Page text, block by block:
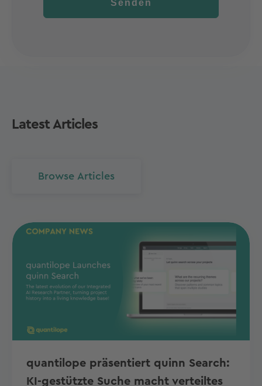
Senden
Latest Articles
Browse Articles
quantilope präsentiert quinn Search:
KI-gestützte Suche macht verteiltes